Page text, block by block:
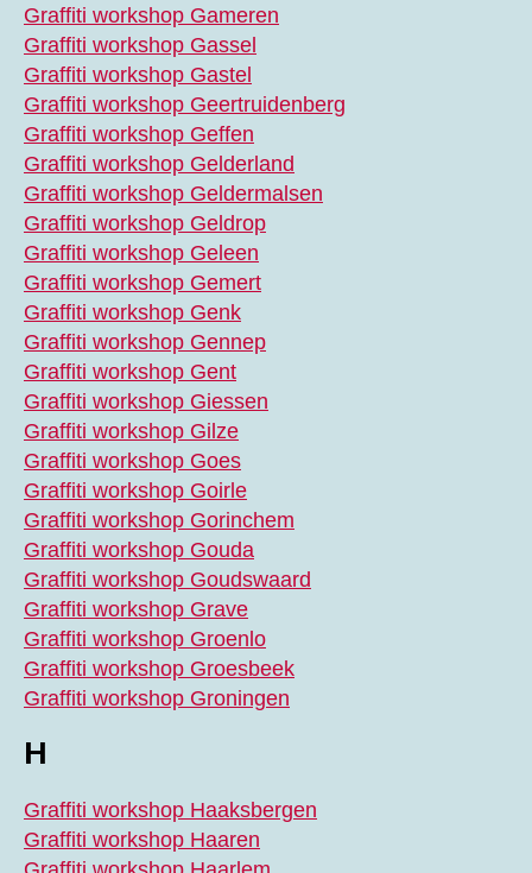
Graffiti workshop Gameren
Graffiti workshop Gassel
Graffiti workshop Gastel
Graffiti workshop Geertruidenberg
Graffiti workshop Geffen
Graffiti workshop Gelderland
Graffiti workshop Geldermalsen
Graffiti workshop Geldrop
Graffiti workshop Geleen
Graffiti workshop Gemert
Graffiti workshop Genk
Graffiti workshop Gennep
Graffiti workshop Gent
Graffiti workshop Giessen
Graffiti workshop Gilze
Graffiti workshop Goes
Graffiti workshop Goirle
Graffiti workshop Gorinchem
Graffiti workshop Gouda
Graffiti workshop Goudswaard
Graffiti workshop Grave
Graffiti workshop Groenlo
Graffiti workshop Groesbeek
Graffiti workshop Groningen
H
Graffiti workshop Haaksbergen
Graffiti workshop Haaren